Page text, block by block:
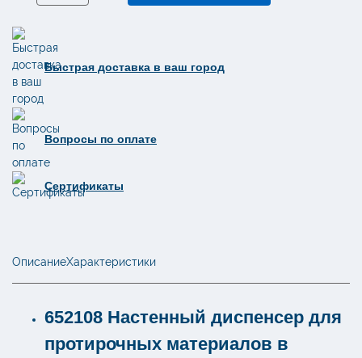
Tork
Performance
W1
652108
Быстрая доставка в ваш город
Вопросы по оплате
Сертификаты
ОписаниеХарактеристики
652108 Настенный диспенсер для
протирочных материалов в